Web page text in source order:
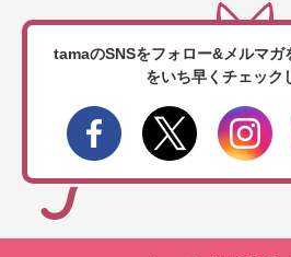
tamaのSNSをフォロー&メルマガ
をいち早くチェック